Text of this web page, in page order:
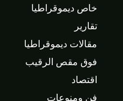
خاص ديموقراطيا
تقارير
مقالات ديموقراطيا
فوق مقص الرقيب
اقتصاد
فن ومنوعات